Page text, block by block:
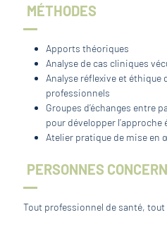
MÉTHODES
Apports théoriques
Analyse de cas cliniques
Analyse réflexive et éthique
professionnels
Groupes d’échanges entre
pour développer l’approche
Atelier pratique de mise en
PERSONNES
Tout professionnel de santé, tout